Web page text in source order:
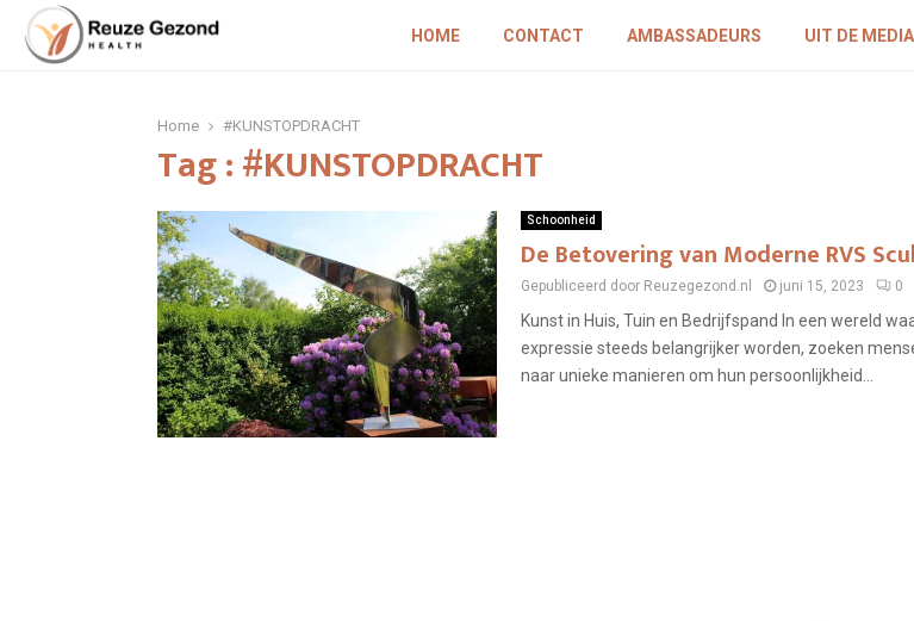
HOME CONTACT AMBASSADEURS UIT DE MEDIA
Home #KUNSTOPDRACHT
Tag : #KUNSTOPDRACHT
Schoonheid
De Betovering van Moderne RVS
Gepubliceerd door Reuzegezond.nl juni 15, 2023 0
Kunst in Huis, Tuin en Bedrijfspand In een wereld
expressie steeds belangrijker worden, zoeken
naar unieke manieren om hun persoonlijkheid...